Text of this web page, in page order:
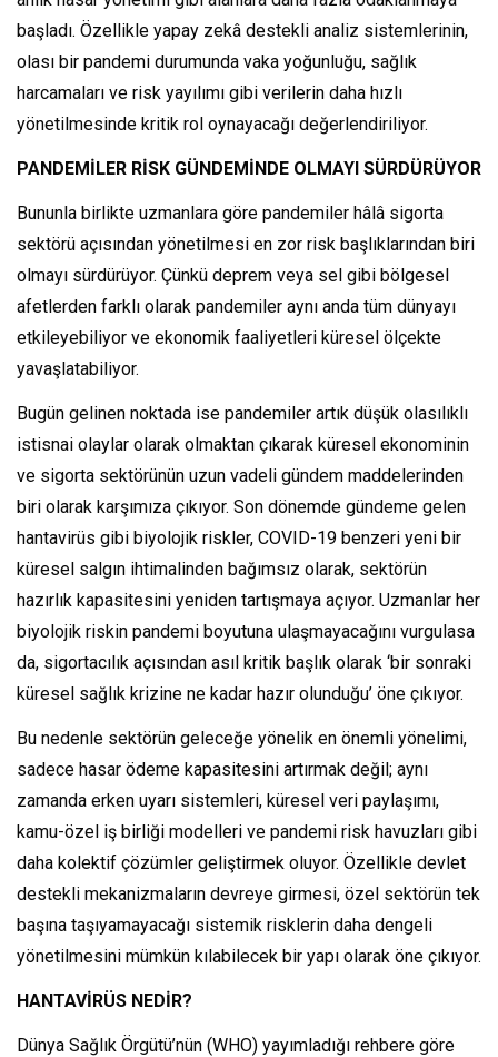
başladı. Özellikle yapay zekâ destekli analiz sistemlerinin,
olası bir pandemi durumunda vaka yoğunluğu, sağlık
harcamaları ve risk yayılımı gibi verilerin daha hızlı
yönetilmesinde kritik rol oynayacağı değerlendiriliyor.
PANDEMİLER RİSK GÜNDEMİNDE OLMAYI SÜRDÜRÜYOR
Bununla birlikte uzmanlara göre pandemiler hâlâ sigorta
sektörü açısından yönetilmesi en zor risk başlıklarından biri
olmayı sürdürüyor. Çünkü deprem veya sel gibi bölgesel
afetlerden farklı olarak pandemiler aynı anda tüm dünyayı
etkileyebiliyor ve ekonomik faaliyetleri küresel ölçekte
yavaşlatabiliyor.
Bugün gelinen noktada ise pandemiler artık düşük olasılıklı
istisnai olaylar olarak olmaktan çıkarak küresel ekonominin
ve sigorta sektörünün uzun vadeli gündem maddelerinden
biri olarak karşımıza çıkıyor. Son dönemde gündeme gelen
hantavirüs gibi biyolojik riskler, COVID-19 benzeri yeni bir
küresel salgın ihtimalinden bağımsız olarak, sektörün
hazırlık kapasitesini yeniden tartışmaya açıyor. Uzmanlar her
biyolojik riskin pandemi boyutuna ulaşmayacağını vurgulasa
da, sigortacılık açısından asıl kritik başlık olarak ‘bir sonraki
küresel sağlık krizine ne kadar hazır olunduğu’ öne çıkıyor.
Bu nedenle sektörün geleceğe yönelik en önemli yönelimi,
sadece hasar ödeme kapasitesini artırmak değil; aynı
zamanda erken uyarı sistemleri, küresel veri paylaşımı,
kamu-özel iş birliği modelleri ve pandemi risk havuzları gibi
daha kolektif çözümler geliştirmek oluyor. Özellikle devlet
destekli mekanizmaların devreye girmesi, özel sektörün tek
başına taşıyamayacağı sistemik risklerin daha dengeli
yönetilmesini mümkün kılabilecek bir yapı olarak öne çıkıyor.
HANTAVİRÜS NEDİR?
Dünya Sağlık Örgütü’nün (WHO) yayımladığı rehbere göre